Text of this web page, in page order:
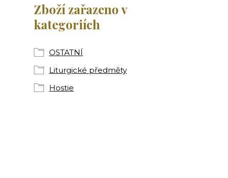
Zboží zařazeno v
kategoriích
OSTATNÍ
Liturgické předměty
Hostie